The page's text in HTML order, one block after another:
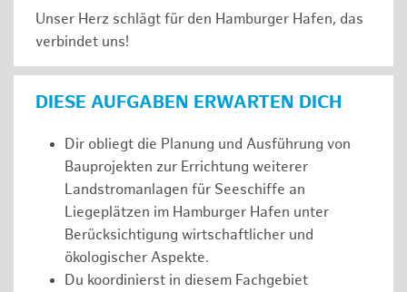
Unser Herz schlägt für den Hamburger Hafen, das
verbindet uns!
DIESE AUFGABEN ERWARTEN DICH
Dir obliegt die Planung und Ausführung von
Bauprojekten zur Errichtung weiterer
Landstromanlagen für Seeschiffe an
Liegeplätzen im Hamburger Hafen unter
Berücksichtigung wirtschaftlicher und
ökologischer Aspekte.
Du koordinierst in diesem Fachgebiet